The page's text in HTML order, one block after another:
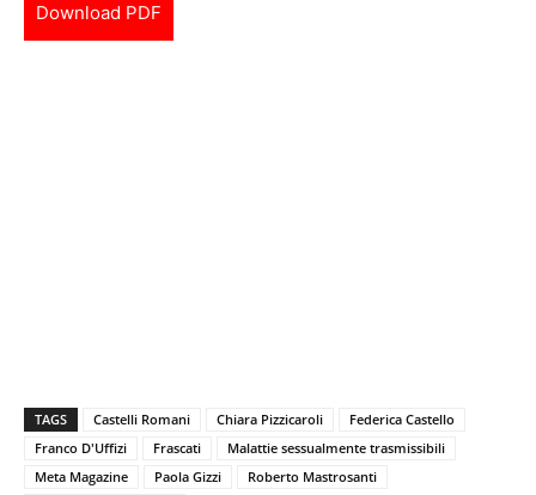
Download PDF
TAGS Castelli Romani Chiara Pizzicaroli
Federica Castello
Franco D'Uffizi
Frascati
Malattie sessualmente trasmissibili
Meta Magazine
Paola Gizzi
Roberto Mastrosanti